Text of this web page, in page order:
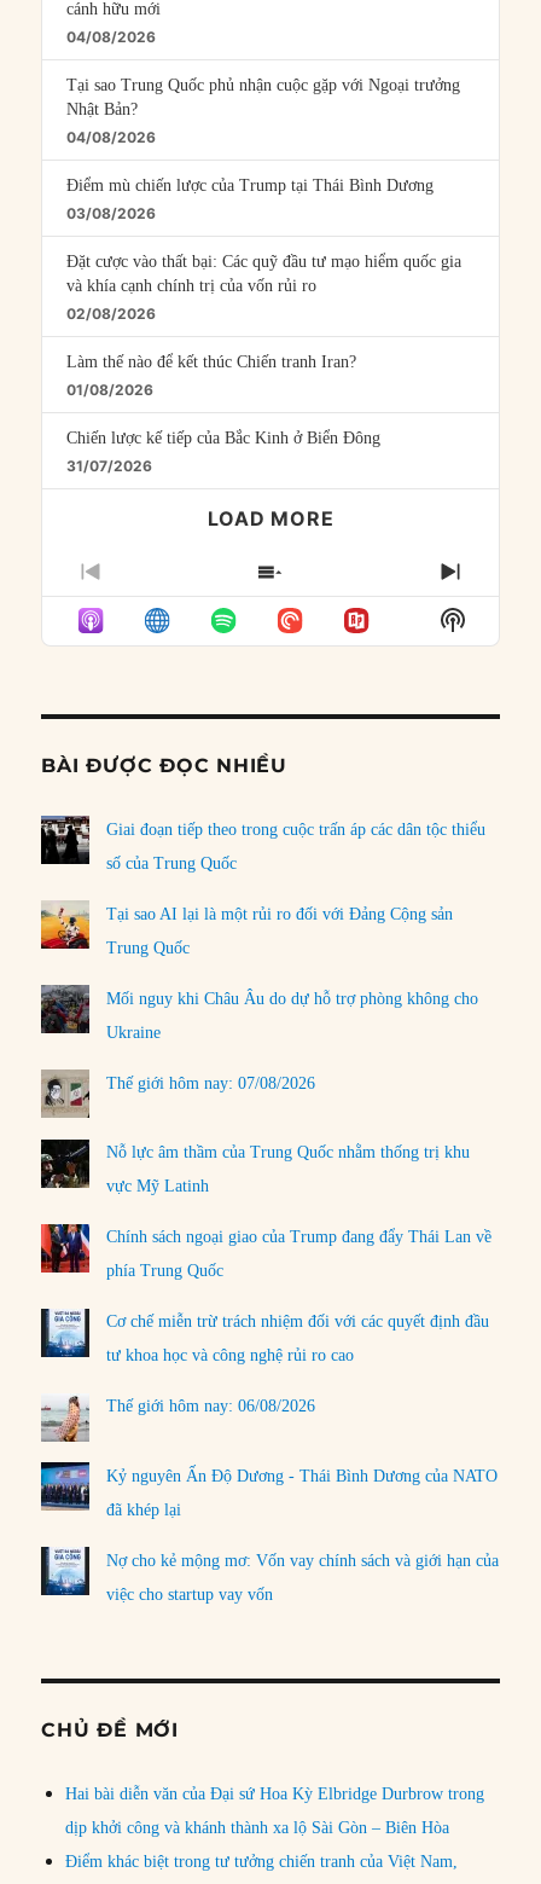
cánh hữu mới
04/08/2026
Tại sao Trung Quốc phủ nhận cuộc gặp với Ngoại trưởng
Nhật Bản?
04/08/2026
Điểm mù chiến lược của Trump tại Thái Bình Dương
03/08/2026
Đặt cược vào thất bại: Các quỹ đầu tư mạo hiểm quốc gia
và khía cạnh chính trị của vốn rủi ro
02/08/2026
Làm thế nào để kết thúc Chiến tranh Iran?
01/08/2026
Chiến lược kế tiếp của Bắc Kinh ở Biển Đông
31/07/2026
LOAD MORE
PREVIOUS
EPISODE
SHOW
EPISODES
LIST
NEXT
Show
Podcast
BÀI ĐƯỢC ĐỌC NHIỀU
Giai đoạn tiếp theo trong cuộc trấn áp các dân tộc thiểu
số của Trung Quốc
Tại sao AI lại là một rủi ro đối với Đảng Cộng sản
Trung Quốc
Mối nguy khi Châu Âu do dự hỗ trợ phòng không cho
Ukraine
Thế giới hôm nay: 07/08/2026
Nỗ lực âm thầm của Trung Quốc nhằm thống trị khu
vực Mỹ Latinh
Chính sách ngoại giao của Trump đang đẩy Thái Lan về
phía Trung Quốc
Cơ chế miễn trừ trách nhiệm đối với các quyết định đầu
tư khoa học và công nghệ rủi ro cao
Thế giới hôm nay: 06/08/2026
Kỷ nguyên Ấn Độ Dương - Thái Bình Dương của NATO
đã khép lại
Nợ cho kẻ mộng mơ: Vốn vay chính sách và giới hạn của
việc cho startup vay vốn
CHỦ ĐỀ MỚI
Hai bài diễn văn của Đại sứ Hoa Kỳ Elbridge Durbrow trong
dịp khởi công và khánh thành xa lộ Sài Gòn – Biên Hòa
Điểm khác biệt trong tư tưởng chiến tranh của Việt Nam,